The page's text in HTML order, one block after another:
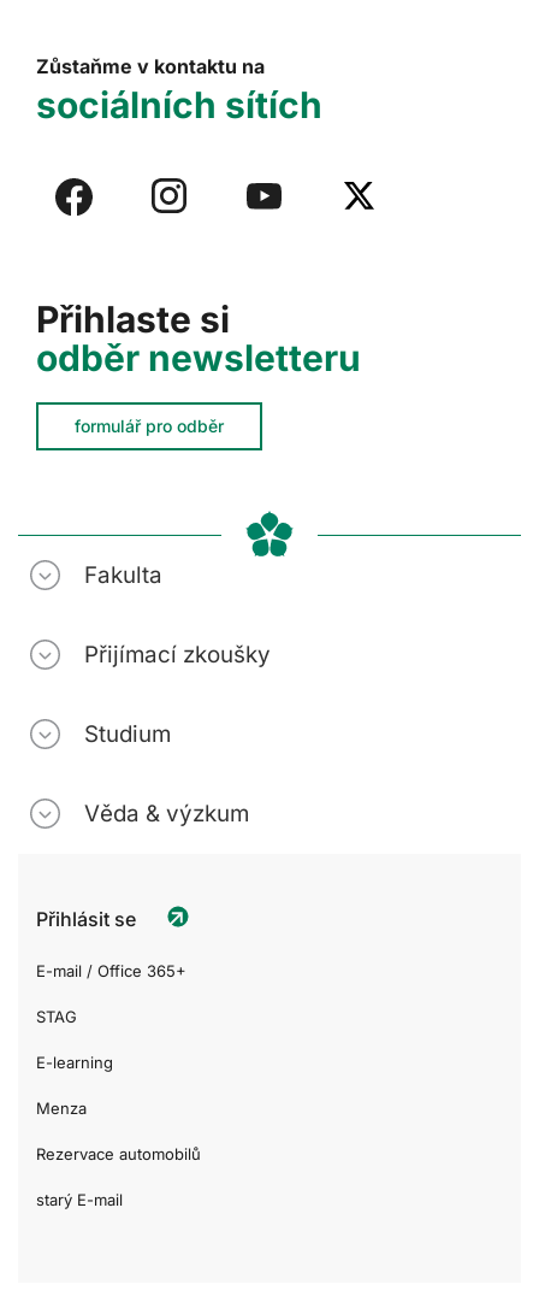
Přihlaste si
odběr newsletteru
formulář pro odběr
Zůstaňme v kontaktu na
sociálních sítích
Fakulta
Přijímací zkoušky
Studium
Věda & výzkum
Přihlásit se
E-mail / Office 365+
STAG
E-learning
Menza
Rezervace automobilů
starý E-mail